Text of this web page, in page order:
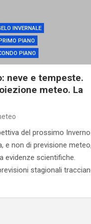
INVERNALE
PIANO
PIANO
neve e tempeste.
meteo. La
del prossimo Inverno
e non di previsione
evidenze scientifiche.
stagionali